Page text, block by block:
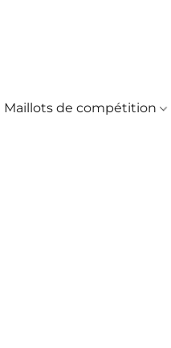
Maillots de compétition